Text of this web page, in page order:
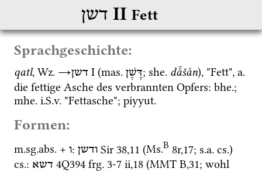
דשן ‎ II Fett
Sprachgeschichte:
qatl, Wz. →דשן ‎ I (mas. דֶּשֶׁן; she. då̄šån), "Fett", a.
die fettige Asche des verbrannten Opfers: bhe.
mhe. i.S.v. "Fett­asche"; piyyut.
Formen:
m.sg.abs. + ו: ודשן Sir 38,11 (Ms.B 8r,17; s.a. cs.)
cs.: דשא 4Q394 frg. 3-7 ii,18 (MMT B,31; wohl